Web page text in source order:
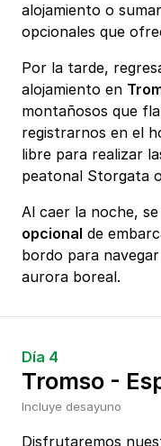
alojamiento o
opcionales que
Por la tarde,
alojamiento en
montañosos que
registrarnos en el
libre para realizar
peatonal Storgata
Al caer la noche,
opcional de
bordo para
aurora boreal.
Día 4
Tromso -
Incluye desayuno
Disfrutaremos